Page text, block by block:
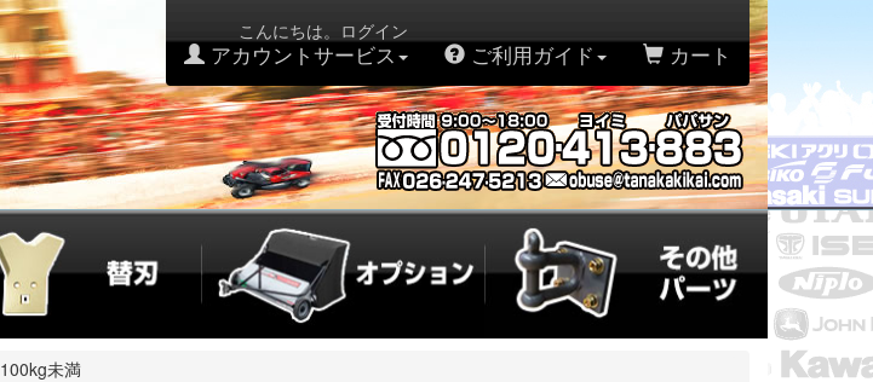
こんにちは。ログイン
アカウントサービス ご利用ガイド カート
100kg未満